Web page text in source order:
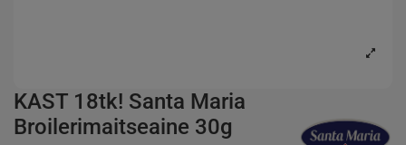
KAST 18tk! Santa Maria
Broilerimaitseaine 30g